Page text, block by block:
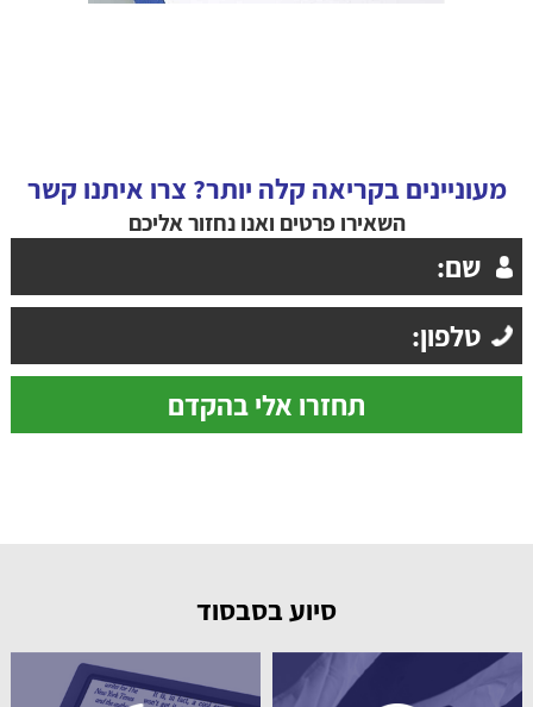
מעוניינים בקריאה קלה יותר? צרו איתנו קשר
השאירו פרטים ואנו נחזור אליכם
סיוע בסבסוד